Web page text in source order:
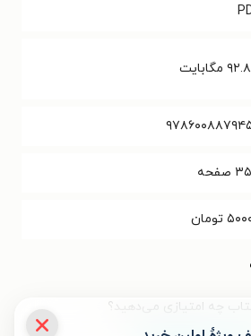
مگابایت
صفحه
تومان
کتاب چه امتیازی می‌دهید؟